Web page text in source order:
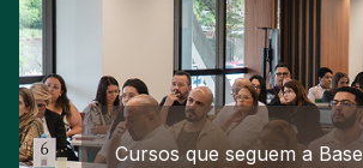
Cursos que seguem a Base